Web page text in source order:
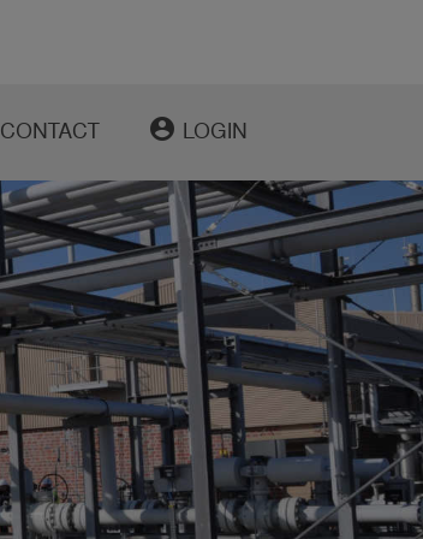
CONTACT account_circle LOGIN